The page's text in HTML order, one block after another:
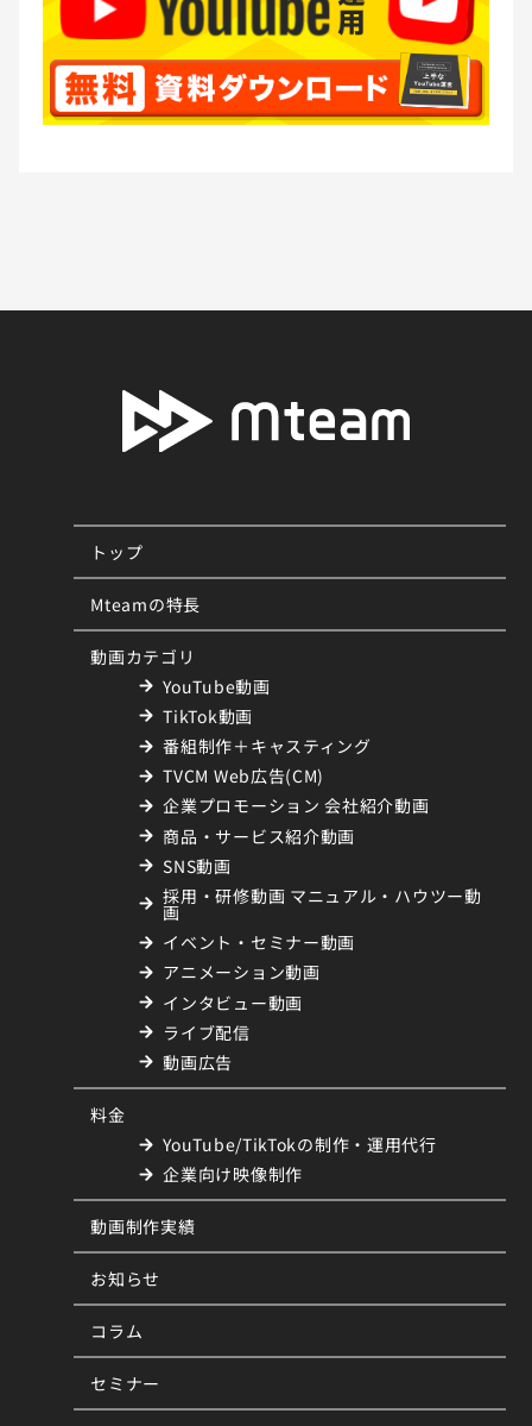
トップ
Mteamの特長
動画カテゴリ
YouTube動画
TikTok動画
番組制作＋キャスティング
TVCM Web広告(CM)
企業プロモーション 会社紹介動画
商品・サービス紹介動画
SNS動画
採用・研修動画 マニュアル・ハウツー動
画
イベント・セミナー動画
アニメーション動画
インタビュー動画
ライブ配信
動画広告
料金
YouTube/TikTokの制作・運用代行
企業向け映像制作
動画制作実績
お知らせ
コラム
セミナー